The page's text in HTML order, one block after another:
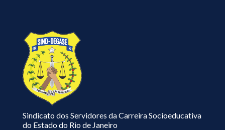
Sindicato dos Servidores da Carreira Socioeducativa
do Estado do Rio de Janeiro